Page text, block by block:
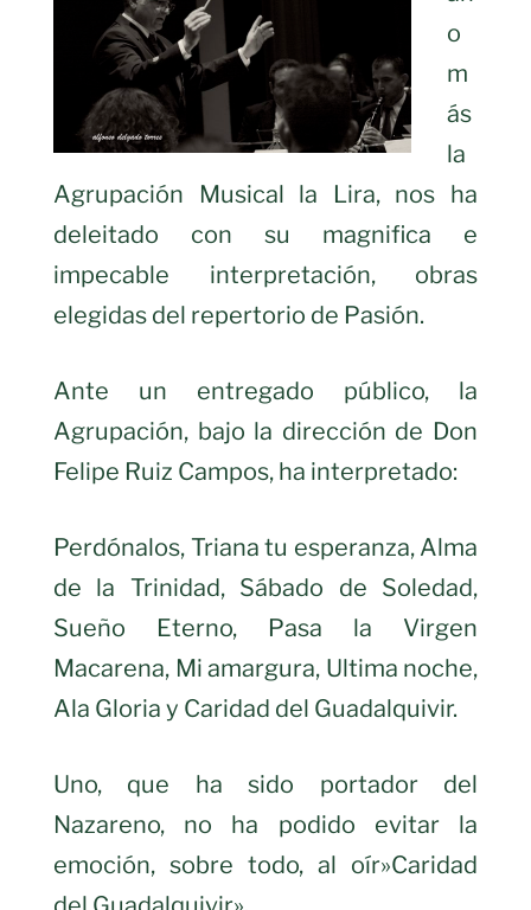
o
m
ás
la
Agrupación Musical la Lira, nos ha
deleitado con su magnifica e
impecable interpretación, obras
elegidas del repertorio de Pasión.
Ante un entregado público, la
Agrupación, bajo la dirección de Don
Felipe Ruiz Campos, ha interpretado:
Perdónalos, Triana tu esperanza, Alma
de la Trinidad, Sábado de Soledad,
Sueño Eterno, Pasa la Virgen
Macarena, Mi amargura, Ultima noche,
Ala Gloria y Caridad del Guadalquivir.
Uno, que ha sido portador del
Nazareno, no ha podido evitar la
emoción, sobre todo, al oír»Caridad